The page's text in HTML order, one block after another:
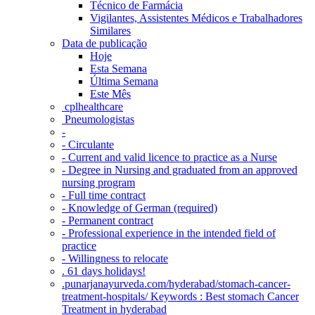
Técnico de Farmácia
Vigilantes, Assistentes Médicos e Trabalhadores
Similares
Data de publicação
Hoje
Esta Semana
Última Semana
Este Mês
‎ cplhealthcare‬
Pneumologistas
-
- Circulante
- Current and valid licence to practice as a Nurse
- Degree in Nursing and graduated from an approved
nursing program
- Full time contract
- Knowledge of German (required)
- Permanent contract
- Professional experience in the intended field of
practice
- Willingness to relocate
. 61 days holidays!
.punarjanayurveda.com/hyderabad/stomach-cancer-
treatment-hospitals/ Keywords : Best stomach Cancer
Treatment in hyderabad